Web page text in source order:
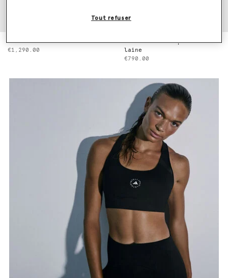
Frill Trim Dress
€1,290.00
Pantalon droit plisse en
laine
€790.00
Tout refuser